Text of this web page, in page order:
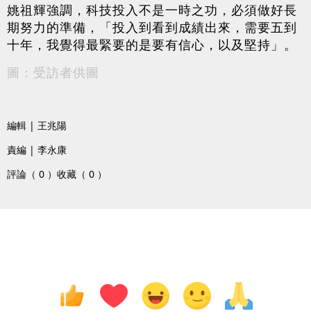
姚祖輝強調，科技投入不是一時之功，必須做好長
期努力的準備，「投入到看到成績出來，需要五到
十年，我覺得最緊要的是要有信心，以及堅持」。
圖：受訪者供圖
編輯 | 王兆陽
責編 | 李永康
評論（ 0 ） 收藏（ 0 ）